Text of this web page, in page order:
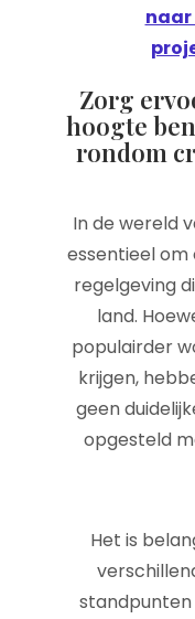
naar
Zorg
hoogte
rondom
In de wereld
essentieel om
regelgeving
land.
populairder
krijgen,
geen
opgesteld
Het is
standpunten